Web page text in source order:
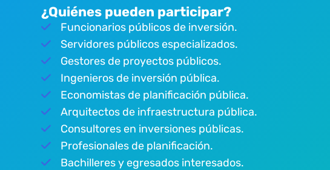
¿Quiénes pueden participar?
Funcionarios públicos de inversión.
Servidores públicos especializados.
Gestores de proyectos públicos.
Ingenieros de inversión pública.
Economistas de planificación pública.
Arquitectos de infraestructura pública.
Consultores en inversiones públicas.
Profesionales de planificación.
Bachilleres y egresados interesados.